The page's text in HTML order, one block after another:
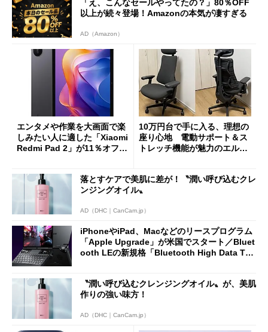
「え、こんなセールやってたの？」80％OFF
以上が続々登場！Amazonの本気が凄すぎる
AD（Amazon）
エンタメや作業を大画面で楽
しみたい人に適した「Xiaomi
Redmi Pad 2」が11％オフの
10万円台で手に入る、理想の
座り心地 電動サポート＆ス
トレッチ機能が魅力のエルゴ
落とすケアで美肌に差が！〝潤い呼び込むクレ
ンジングオイル〟
AD（DHC｜CanCam.jp）
iPhoneやiPad、Macなどのリースプログラム
「Apple Upgrade」が米国でスタート／Bluet
ooth LEの新規格「Bluetooth High Data Thr
〝潤い呼び込むクレンジングオイル〟が、美肌
作りの強い味方！
AD（DHC｜CanCam.jp）